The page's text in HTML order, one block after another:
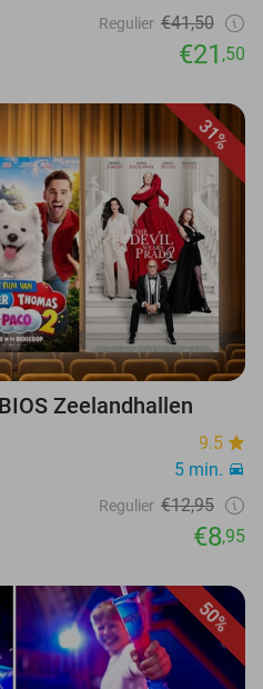
Regulier €41,50
€21 ,50
31%
Zeelandhallen
9.5
5 min.
Regulier €12,95
€8,95
50%